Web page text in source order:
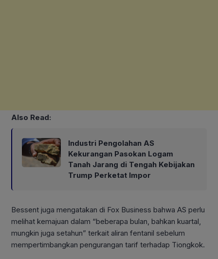
Also Read:
Industri Pengolahan AS
Kekurangan Pasokan Logam
Tanah Jarang di Tengah Kebijakan
Trump Perketat Impor
Bessent juga mengatakan di Fox Business bahwa AS perlu
melihat kemajuan dalam “beberapa bulan, bahkan kuartal,
mungkin juga setahun” terkait aliran fentanil sebelum
mempertimbangkan pengurangan tarif terhadap Tiongkok.